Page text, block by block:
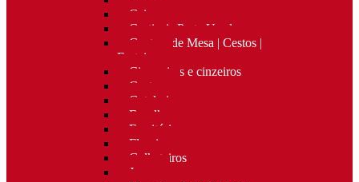
Caixas
Castiçais Prata Usada
Centros de Mesa | Cestos |
Fruteiras
Cigarreiras e cinzeiros
Costura
Cutelaria
Espelhos
Escritório
Floreiras
Galheteiros
Jarras